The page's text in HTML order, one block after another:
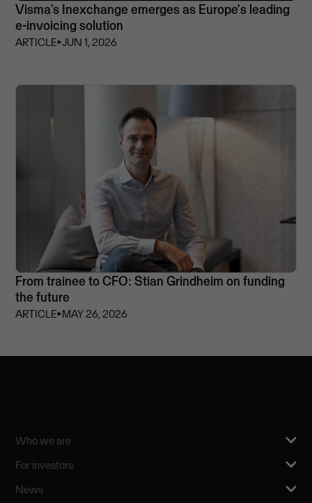
Visma’s Inexchange emerges as Europe's leading
e-invoicing solution
ARTICLE⏵JUN 1, 2026
From trainee to CFO: Stian Grindheim on funding
the future
ARTICLE⏵MAY 26, 2026
Who we are
For investors
News